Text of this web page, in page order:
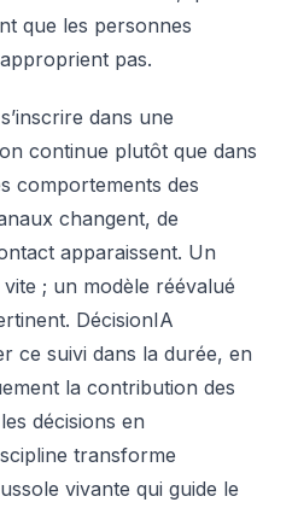
que les personnes
pas.
dans une
continue plutôt que dans
comportements des
changent, de
apparaissent. Un
; un modèle réévalué
DécisionIA
ce suivi dans la durée, en
la contribution des
décisions en
transforme
vivante qui guide le